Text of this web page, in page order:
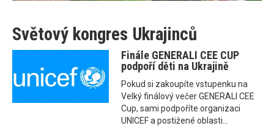
Světový kongres Ukrajinců
Finále GENERALI CEE CUP
podpoří děti na Ukrajině
Pokud si zakoupíte vstupenku na
Velký finálový večer GENERALI CEE
Cup, sami podpoříte organizaci
UNICEF a postižené oblasti...